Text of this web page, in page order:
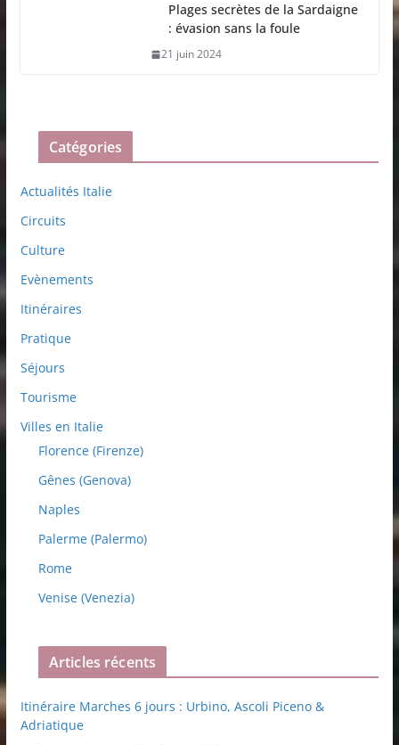
Plages secrètes de la Sardaigne
: évasion sans la foule
21 juin 2024
Catégories
Actualités Italie
Circuits
Culture
Evènements
Itinéraires
Pratique
Séjours
Tourisme
Villes en Italie
Florence (Firenze)
Gênes (Genova)
Naples
Palerme (Palermo)
Rome
Venise (Venezia)
Articles récents
Itinéraire Marches 6 jours : Urbino, Ascoli Piceno &
Adriatique